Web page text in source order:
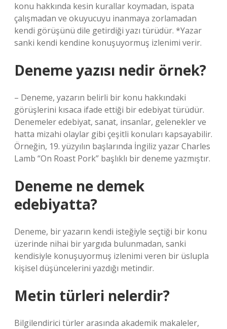
konu hakkında kesin kurallar koymadan, ispata
çalışmadan ve okuyucuyu inanmaya zorlamadan
kendi görüşünü dile getirdiği yazı türüdür. *Yazar
sanki kendi kendine konuşuyormuş izlenimi verir.
Deneme yazısı nedir örnek?
– Deneme, yazarın belirli bir konu hakkındaki
görüşlerini kısaca ifade ettiği bir edebiyat türüdür.
Denemeler edebiyat, sanat, insanlar, gelenekler ve
hatta mizahi olaylar gibi çeşitli konuları kapsayabilir.
Örneğin, 19. yüzyılın başlarında İngiliz yazar Charles
Lamb “On Roast Pork” başlıklı bir deneme yazmıştır.
Deneme ne demek
edebiyatta?
Deneme, bir yazarın kendi isteğiyle seçtiği bir konu
üzerinde nihai bir yargıda bulunmadan, sanki
kendisiyle konuşuyormuş izlenimi veren bir üslupla
kişisel düşüncelerini yazdığı metindir.
Metin türleri nelerdir?
Bilgilendirici türler arasında akademik makaleler,